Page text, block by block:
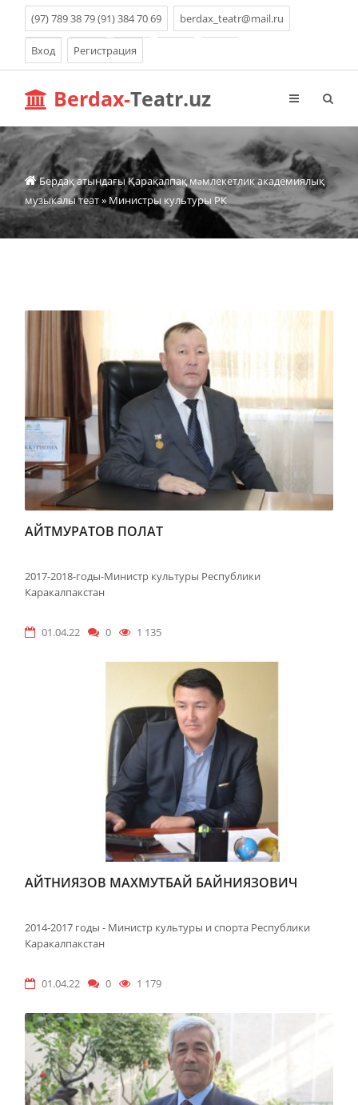
(97) 789 38 79 (91) 384 70 69 berdax_teatr@mail.ru
Вход Регистрация
Berdax-Teatr.uz
Бердақ атындағы Қарақалпақ мəмлекетлик академиялық
музыкалы теат» Министры культуры РК
АЙТМУРАТОВ ПОЛАТ
2017-2018-годы-Министр культуры Республики
Каракалпакстан
01.04.22 0 1 135
АЙТНИЯЗОВ МАХМУТБАЙ БАЙНИЯЗОВИЧ
2014-2017 годы - Министр культуры и спорта Республики
Каракалпакстан
01.04.22 0 1 179